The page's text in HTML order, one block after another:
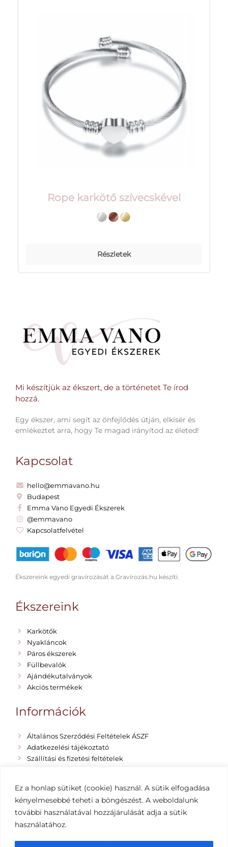
Ez a honlap sütiket (cookie) használ. A sütik elfogadása
kényelmesebbé teheti a böngészést. A weboldalunk
további használatával hozzájárulását adja a sütik
használatához.
Rope karkötő szívecskével
Részletek
Mi készítjük az ékszert, de a történetet Te írod
hozzá.​
Egy ékszer, ami segít az önfejlődés útján, elkísér és
emlékeztet arra, hogy Te magad irányítod az életed!
Kapcsolat
hello@emmavano.hu
Budapest
Emma Vano Egyedi Ékszerek
@emmavano
Kapcsolatfelvétel
Ékszereink egyedi gravírozását a Gravírozás.hu készíti.
Ékszereink
Karkötők
Nyakláncok
Páros ékszerek
Füllbevalók
Ajándékutalványok
Akciós termékek
Információk
Általános Szerződési Feltételek ÁSZF
Adatkezelési tájékoztató
Szállítási és fizetési feltételek
Impresszum
Copyright 2019-2022 EMMA VANO egyedi ékszerek